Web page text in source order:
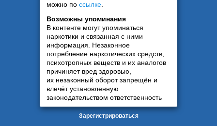
можно по ссылке
Возможны упоминания
В контенте могут упоминаться
наркотики и связанная с ними
информация. Незаконное
потребление наркотических средств,
психотропных веществ и их аналогов
причиняет вред здоровью,
их незаконный оборот запрещён и
влечёт установленную
законодательством ответственность
Зарегистрироваться